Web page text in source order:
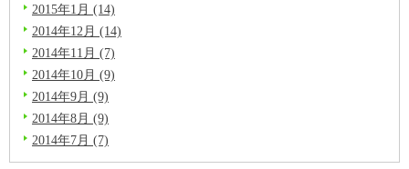
2015年1月 (14)
2014年12月 (14)
2014年11月 (7)
2014年10月 (9)
2014年9月 (9)
2014年8月 (9)
2014年7月 (7)